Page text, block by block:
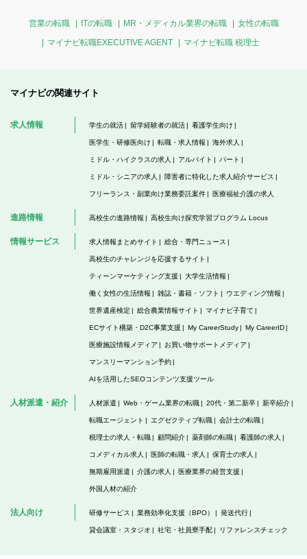
営業の転職 ITの転職 MR・メディカル業界の転職
女性の転職
マイナビ転職EXECUTIVE AGENT
マイナビ転職 税理士
マイナビの関連サイト
求人情報 学生の就活 留学経験者の就活 看護学生向け
医学生・研修医向け 転職・求人情報 海外求人
ミドル・ハイクラスの求人 アルバイト パート
ミドル・シニアの求人 障害者に特化した求人紹介サービス
フリーランス・副業向け業務委託案件 医療福祉介護の求人
進路情報 高校生の進路情報 高校生向け探究学習プログラム Locus
情報サービス 求人情報まとめサイト 総合・専門ニュース
高校生のチャレンジを応援するサイト
ティーンマーケティング支援 大学生活情報
働く女性の生活情報 雑誌・書籍・ソフト ウエディング情報
世界遺産検定 総合農業情報サイト マイナビ子育て
ECサイト構築・D2C事業支援 My CareerStudy My CareerID
医療施設情報メディア お買い物サポートメディア
マンスリーマンション予約
AIを活用したSEOコンテンツ支援ツール
人材派遣・紹介 人材派遣 Web・ゲーム業界の転職 20代・第二新卒 新卒紹介
転職エージェント エグゼクティブ転職 会計士の転職
税理士の求人・転職 顧問紹介 薬剤師の転職 看護師の求人
コメディカル求人 医師の転職・求人 保育士の求人
無期雇用派遣 介護の求人 医療業界の経営支援
外国人材の紹介
法人向け 研修サービス 業務効率化支援（BPO） 発送代行
貸会議室・スタジオ 社宅・社員寮手配 リファレンスチェック